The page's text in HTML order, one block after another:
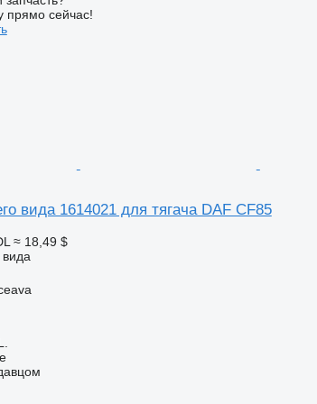
прямо сейчас!
вида 1614021 для тягача DAF CF85
≈ 18,49 $